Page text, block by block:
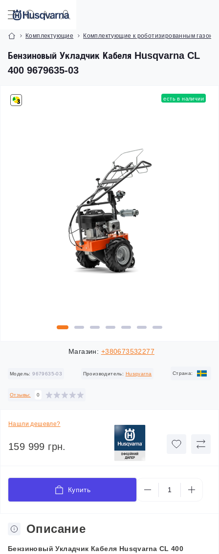
Комплектующие Комплектующие к роботизированным
Бензиновый Укладчик Кабеля Husqvarna CL
400 9679635-03
есть в наличии
Магазин: +380673532277
Модель: 9679635-03 Производитель: Husqvarna Cтрана:
Отзывы: 0
Нашли дешевле?
159 999 грн.
Купить
Описание
БензиновыйУкладчик Кабеля Husqvarna CL 400